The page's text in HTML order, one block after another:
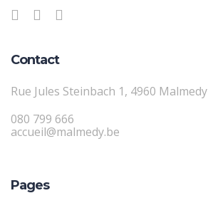
Contact
Rue Jules Steinbach 1, 4960 Malmedy
080 799 666
accueil@malmedy.be
Pages